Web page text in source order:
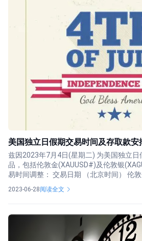
美国独立日假期交易时间及存取款安
兹因2023年7月4日(星期二) 为美国独立
品，包括伦敦金(XAUUSD#)及伦敦银
易时间调整： 交易日期 （北京时间） 伦敦
2023-06-28阅读全文